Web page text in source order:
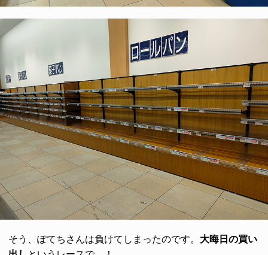
そう、ぽてちさんは負けてしまったのです。 大晦日の買い